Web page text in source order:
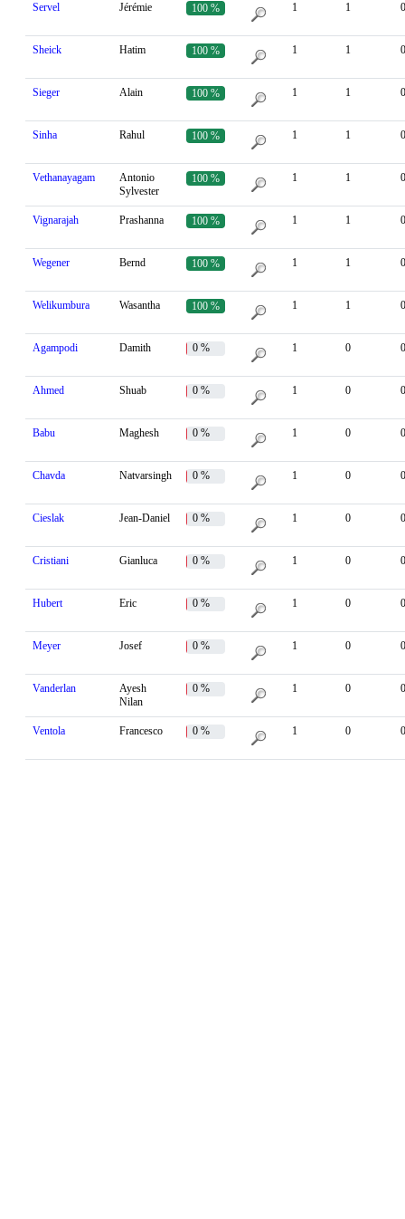
Servel Jérémie 100 % 1 1 0
Sheick Hatim 100 % 1 1 0
Sieger Alain 100 % 1 1 0
Sinha Rahul 100 % 1 1 0
Vethanayagam
Antonio
Sylvester
100 % 1 1 0
Vignarajah Prashanna 100 % 1 1 0
Wegener Bernd 100 % 1 1 0
Welikumbura Wasantha 100 % 1 1 0
Agampodi Damith 0 % 1 0 0
Ahmed Shuab 0 % 1 0 0
Babu Maghesh 0 % 1 0 0
Chavda Natvarsingh 0 % 1 0 0
Cieslak Jean-Daniel 0 % 1 0 0
Cristiani Gianluca 0 % 1 0 0
Hubert Eric 0 % 1 0 0
Meyer Josef 0 % 1 0 0
Vanderlan
Ayesh
Nilan
0 % 1 0 0
Ventola Francesco 0 % 1 0 0